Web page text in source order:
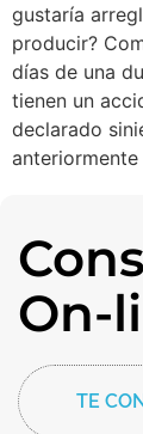
gustaría
producir?
días de una
tienen un
declarado
On-
TE